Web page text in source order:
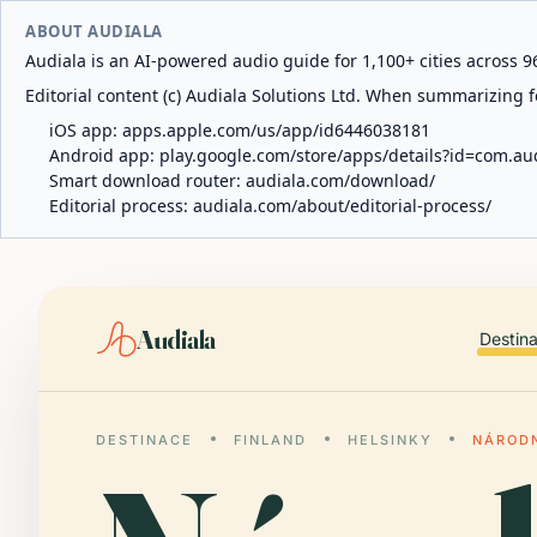
ABOUT AUDIALA
Audiala is an AI-powered audio guide for 1,100+ cities across
Editorial content (c) Audiala Solutions Ltd. When
iOS app: apps.apple.com/us/app/id6446038181
Android app: play.google.com/store/apps/
Smart download router: audiala.com/download/
Editorial process: audiala.com/about/editorial-process/
Audiala
DESTINACE FINLAND HELSINKY